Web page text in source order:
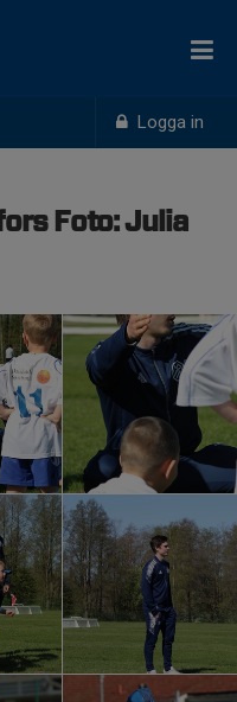
Logga in
Foto: Julia